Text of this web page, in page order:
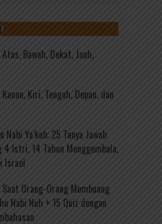
Bawah, Dekat, Jauh,
Kiri, Tengah, Depan, dan
Ya’kub: 25 Tanya Jawab
4 Istri, 14 Tahun Menggembala,
Israel
Orang-Orang Membuang
Nabi Nuh + 15 Quiz dengan